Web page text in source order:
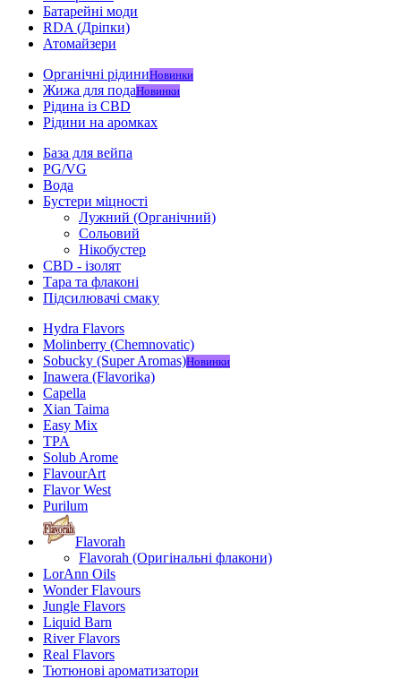
Батарейні моди
RDA (Дріпки)
Атомайзери
Органічні рідиниНовинки
Жижа для подаНовинки
Рідина із CBD
Рідини на аромках
База для вейпа
PG/VG
Вода
Бустери міцності
Лужний (Органічний)
Сольовий
Нікобустер
CBD - ізолят
Тара та флаконі
Підсилювачі смаку
Hydra Flavors
Molinberry (Chemnovatic)
Sobucky (Super Aromas)Новинки
Inawera (Flavorika)
Capella
Xian Taima
Easy Mix
TPA
Solub Arome
FlavourArt
Flavor West
Purilum
Flavorah
Flavorah (Оригінальні флакони)
LorAnn Oils
Wonder Flavours
Jungle Flavors
Liquid Barn
River Flavors
Real Flavors
Тютюнові ароматизатори